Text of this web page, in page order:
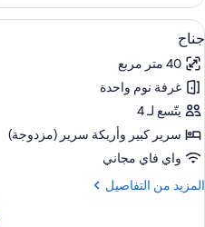
جونيور
استعراض
جميع
صور
جناح
5
جناح
40 متر مربع
غرفة نوم واحدة
يتّسع لـ 4
سرير كبير‫‬ وأريكة سرير (مزدوجة)
واي فاي مجاني
المزيد من التفاصيل
المزيد